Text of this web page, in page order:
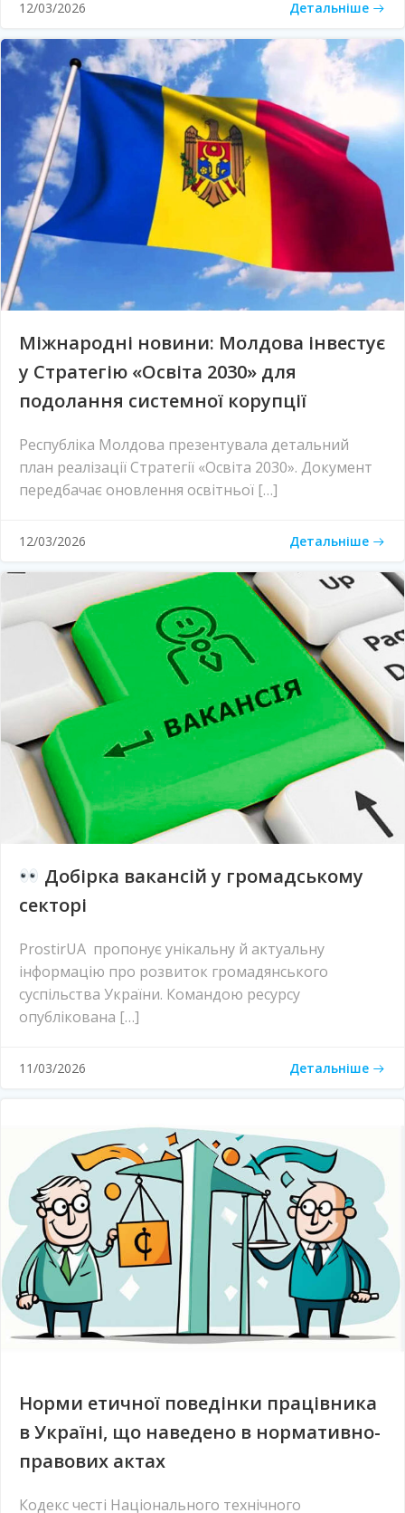
12/03/2026 Детальніше
Міжнародні новини: Молдова інвестує
у Стратегію «Освіта 2030» для
подолання системної корупції
Республіка Молдова презентувала детальний
план реалізації Стратегії «Освіта 2030». Документ
передбачає оновлення освітньої […]
12/03/2026 Детальніше
Добірка вакансій у громадському
секторі
ProstirUA пропонує унікальну й актуальну
інформацію про розвиток громадянського
суспільства України. Командою ресурсу
опублікована […]
11/03/2026 Детальніше
Норми етичної поведінки працівника
в Україні, що наведено в нормативно-
правових актах
Кодекс честі Національного технічного